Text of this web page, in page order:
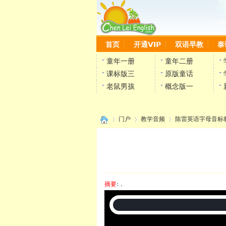
首页 开通VIP 双语早教 泰
童年一册 童年二册
课标版三
原版童话
老鼠男孩
概念版一
陈雷
门户 教学音频 陈雷英语字母音标
摘要: .